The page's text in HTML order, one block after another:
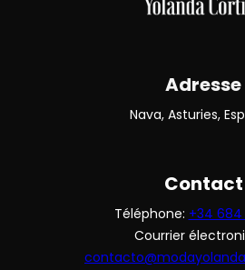
Adresse
Nava, Asturies,
Contact
Téléphone: +34 684
Courrier